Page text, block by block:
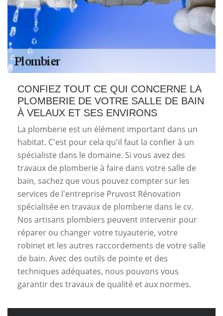
CONFIEZ TOUT CE QUI CONCERNE LA
PLOMBERIE DE VOTRE SALLE DE BAIN
À VELAUX ET SES ENVIRONS
La plomberie est un élément important dans un
habitat. C'est pour cela qu'il faut la confier à un
spécialiste dans le domaine. Si vous avez des
travaux de plomberie à faire dans votre salle de
bain, sachez que vous pouvez compter sur les
services de l'entreprise Pruvost Rénovation
spécialisée en travaux de plomberie dans le cv.
Nos artisans plombiers peuvent intervenir pour
réparer ou changer votre tuyauterie, votre
robinet et les autres raccordements de votre salle
de bain. Avec des outils de pointe et des
techniques adéquates, nous pouvons vous
garantir des travaux de qualité et aux normes.